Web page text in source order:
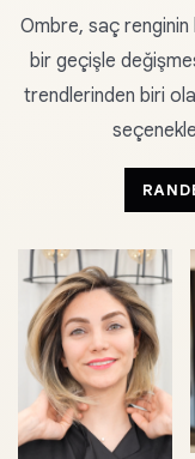
Ombre, saç
bir geçişle
trendlerinden biri